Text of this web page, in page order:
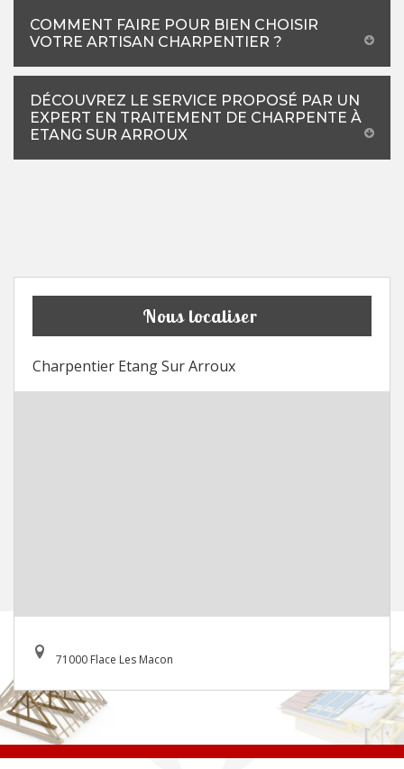
COMMENT FAIRE POUR BIEN CHOISIR
VOTRE ARTISAN CHARPENTIER ?
DÉCOUVREZ LE SERVICE PROPOSÉ PAR UN
EXPERT EN TRAITEMENT DE CHARPENTE À
ETANG SUR ARROUX
Nous localiser
Charpentier Etang Sur Arroux
71000 Flace Les Macon